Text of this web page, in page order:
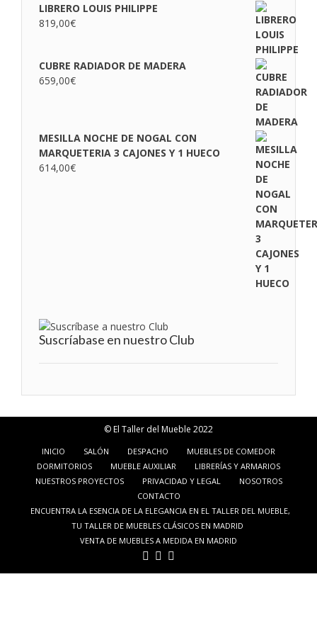
LIBRERO LOUIS PHILIPPE
819,00€
CUBRE RADIADOR DE MADERA
659,00€
MESILLA NOCHE DE NOGAL CON
MARQUETERIA 3 CAJONES Y 1 HUECO
614,00€
Suscríabase en nuestro Club
© El Taller del Mueble 2022
INICIO SALÓN DESPACHO
MUEBLES DE COMEDOR
DORMITORIOS
MUEBLE AUXILIAR
LIBRERÍAS Y ARMARIOS
NUESTROS PROYECTOS
PRIVACIDAD Y LEGAL
NOSOTROS
CONTACTO
ENCUENTRA LA ESENCIA DE LA ELEGANCIA EN EL TALLER DEL MUEBLE,
TU TALLER DE MUEBLES CLÁSICOS EN MADRID
VENTA DE MUEBLES A MEDIDA EN MADRID